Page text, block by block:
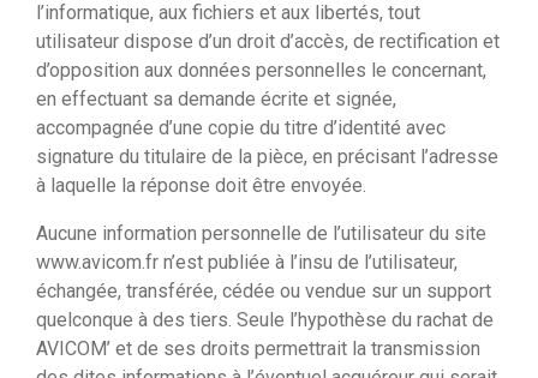
l’informatique, aux fichiers et aux libertés, tout
utilisateur dispose d’un droit d’accès, de rectification et
d’opposition aux données personnelles le concernant,
en effectuant sa demande écrite et signée,
accompagnée d’une copie du titre d’identité avec
signature du titulaire de la pièce, en précisant l’adresse
à laquelle la réponse doit être envoyée.
Aucune information personnelle de l’utilisateur du site
www.avicom.fr n’est publiée à l’insu de l’utilisateur,
échangée, transférée, cédée ou vendue sur un support
quelconque à des tiers. Seule l’hypothèse du rachat de
AVICOM’ et de ses droits permettrait la transmission